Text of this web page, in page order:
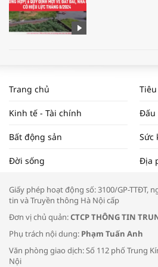
NAM NĂM
ĐẬP THỊ
Tọa đàm
Bác sĩ tư vấn
đường hô
Trang chủ
Kinh tế - Tài chính Đấu
Bất động sản Sức
Đời sống Địa
Giấy phép hoạt động số: 3100/GP-TTĐT,
tin và Truyền thông Hà Nội cấp
Đơn vị chủ quản:CTCP THÔNG TIN
Phụ trách nội dung: Phạm Tuấn Anh
Văn phòng giao dịch: Số 112 phố Trung
Nội